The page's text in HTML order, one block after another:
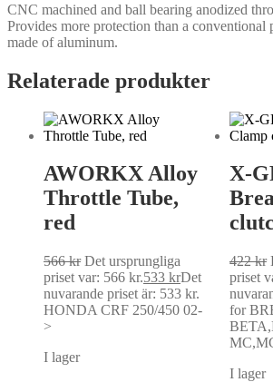
CNC machined and ball bearing anodized
Provides more protection than a conventional
made of aluminum.
Relaterade produkter
AWORKX Alloy
Throttle Tube,
red
566kr Det ursprungliga
priset var: 566 kr.533 krDet
nuvarande priset är: 533 kr.
HONDA CRF 250/450 02-
>
I lager
X-
422kr
priset
for
I lager